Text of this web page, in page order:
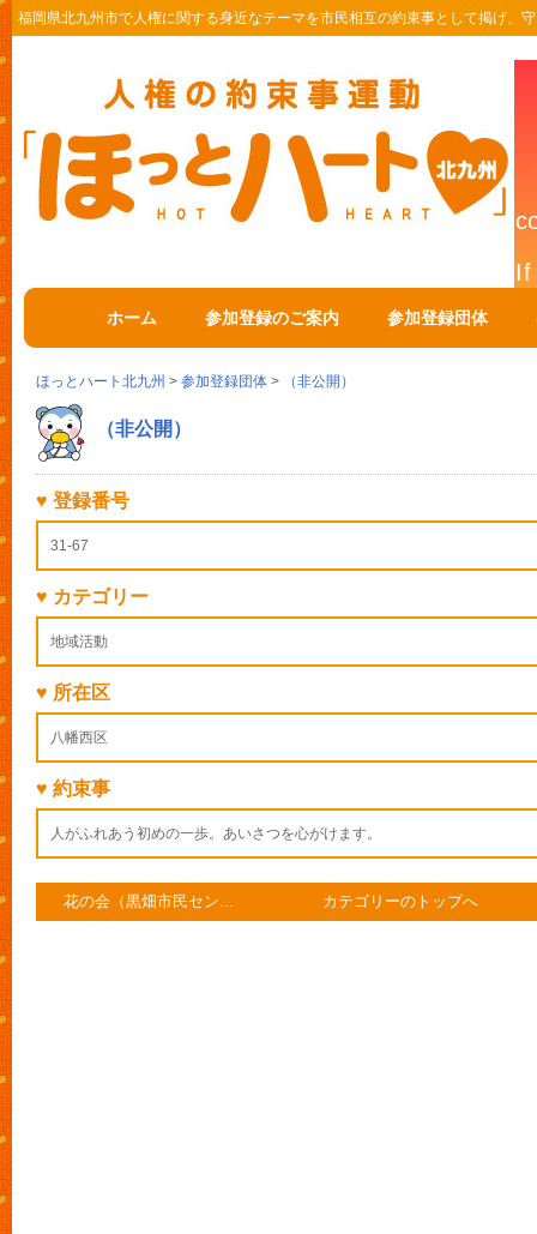
福岡県北九州市で人権に関する身近なテーマを市民相互の約束事として掲げ、
ホーム 参加登録のご案内 参加登録団体
ほっとハート北九州 > 参加登録団体 > （非公開）
（非公開）
♥ 登録番号
31-67
♥ カテゴリー
地域活動
♥ 所在区
八幡西区
♥ 約束事
人がふれあう初めの一歩。あいさつを心がけます。
花の会（黒畑市民セン... カテゴリーのトップへ